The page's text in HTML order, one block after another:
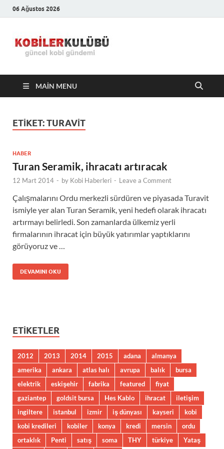
06 Ağustos 2026
Kulübü –
En Güncel
MAIN MENU
ETIKET:TURAVIT
HABER
Turan Seramik, ihracatı artıracak
12 Mart 2014 - by Kobi Haberleri - Leave a Comment
Çalışmalarını Ordu merkezli sürdüren ve piyasada Turavit
ismiyle yer alan Turan Seramik, yeni hedefi olarak ihracatı
artırmayı belirledi. Son zamanlarda ülkemiz yerli
firmalarının ihracat için büyük yatırımlar yaptıklarını
görüyoruz ve …
DEVAMINI OKU
ETIKETLER
2012 2013 2014 2015 adana
almanya
amerika
ankara atlas halı avrupa balık
bursa
elektrik
eskişehir fabrika featured
fiyat
gaziantep
goldsit bursa Hes Kablo ihracat
iletişim
ingiltere
istanbul izmir iş dünyası kayseri
kobi
kobi kredileri
kobiler konya kredi mersin
ordu
ortaklık
Penti satış soma THY türkiye Yataş